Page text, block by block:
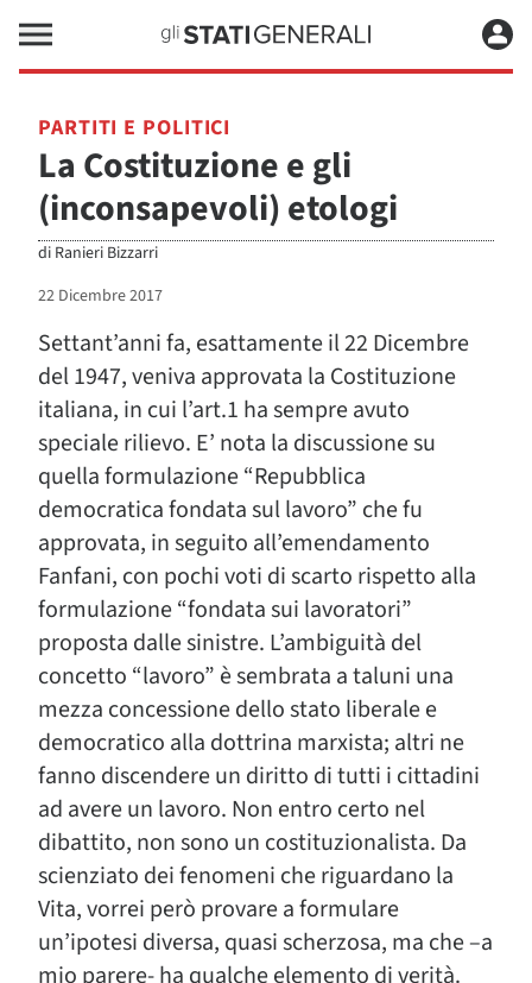
PARTITI E POLITICI
La Costituzione e gli
(inconsapevoli) etologi
di Ranieri Bizzarri
22 Dicembre 2017
Settant’anni fa, esattamente il 22 Dicembre
del 1947, veniva approvata la Costituzione
italiana, in cui l’art.1 ha sempre avuto
speciale rilievo. E’ nota la discussione su
quella formulazione “Repubblica
democratica fondata sul lavoro” che fu
approvata, in seguito all’emendamento
Fanfani, con pochi voti di scarto rispetto alla
formulazione “fondata sui lavoratori”
proposta dalle sinistre. L’ambiguità del
concetto “lavoro” è sembrata a taluni una
mezza concessione dello stato liberale e
democratico alla dottrina marxista; altri ne
fanno discendere un diritto di tutti i cittadini
ad avere un lavoro. Non entro certo nel
dibattito, non sono un costituzionalista. Da
scienziato dei fenomeni che riguardano la
Vita, vorrei però provare a formulare
un’ipotesi diversa, quasi scherzosa, ma che –a
mio parere- ha qualche elemento di verità.